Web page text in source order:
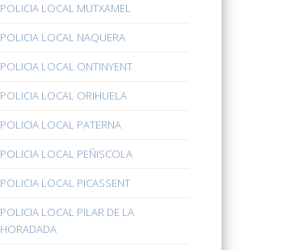
POLICIA LOCAL MUTXAMEL
POLICIA LOCAL NAQUERA
POLICIA LOCAL ONTINYENT
POLICIA LOCAL ORIHUELA
POLICIA LOCAL PATERNA
POLICIA LOCAL PEÑISCOLA
POLICIA LOCAL PICASSENT
POLICIA LOCAL PILAR DE LA
HORADADA